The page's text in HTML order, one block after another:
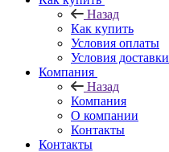
Назад
Как купить
Условия оплаты
Условия доставки
Компания
Назад
Компания
О компании
Контакты
Контакты